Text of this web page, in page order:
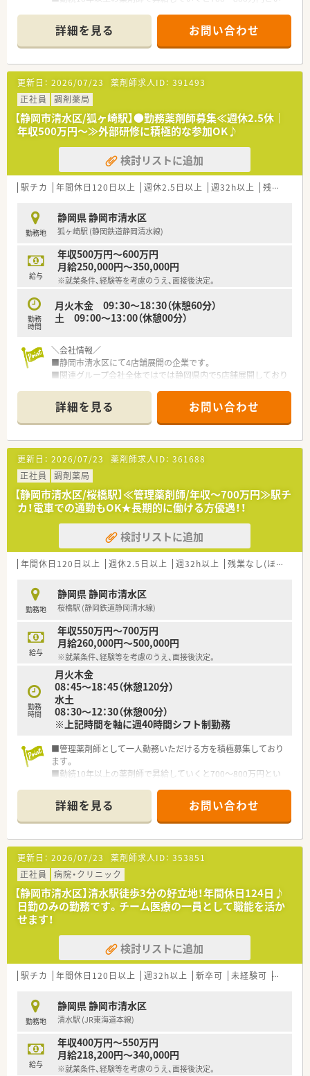
■残業は月平均3時間程度と、ほとんどありません。
■車内に居たまま薬の処方を行うドライブイン方式も採用して
おります。
■スポーツファーマシスト、実務指導、健康サポートなども積極
的に取り組める環境です。
■地域連携薬局の認定も受けております。
■週休2.5日のシフト制を組んでいます。
詳細を見る お問い合わせ
更新日： 2026/07/23 薬剤師求人ID： 391493
正社員
調剤薬局
【静岡市清水区/狐ヶ崎駅】●勤務薬剤師募集≪週休2.5休｜
年収500万円～≫外部研修に積極的な参加OK♪
検討リストに追加
駅チカ 年間休日120日以上 週休2.5日以上 週32h以上 残業なし(ほぼなし含む)
勤務地
静岡県 静岡市清水区
狐ヶ崎駅 (静岡鉄道静岡清水線)
給与
年収500万円～600万円
月給250,000円～350,000円
※就業条件、経験等を考慮のうえ、面接後決定。
勤務
時間
月火木金 09：30～18：30（休憩60分）
土 09：00～13：00（休憩00分）
＼会社情報／
■静岡市清水区にて4店舗展開の企業です。
■関連グループ会社全体ではでは静岡県内で5店舗展開しており
■グループとして開局から約35年を迎え地域への貢献度も高
く、地元のかかりつけ薬局として絶対的存在感のある企業（薬局）
です。
■グループ全体の在籍スタッフは多く和気あいあいとしており、
人間関係が非常に良好な環境です。
■調剤業務を実施していく上で「便利」と思ったものはどんどん
導入しております。
■対人業務にシフトチェンジする上では知識量が不可欠という
事で、研修にも力を入れております。
■外部研修への参加費用、及び日当や宿泊費も会社負担。参加手
当として1回3,000円も支給されます。
■全店舗あわせて、薬学実習生も毎年2名前後受け入れられてお
ります。
■狐ヶ崎駅 (静岡鉄道静岡清水線)から徒歩3分の場所にございま
す。公共交通機関でのご通勤も可能でございます。
■内科・小児科クリニック門前の調剤薬局です。
■水曜はお休みですので、日祝と土曜を含め週休2.5日となりま
す。
■常時薬剤師は複数名います。
詳細を見る お問い合わせ
更新日： 2026/07/23 薬剤師求人ID： 361688
正社員
調剤薬局
【静岡市清水区/桜橋駅】≪管理薬剤師/年収～700万円≫駅チ
カ！電車での通勤もOK★長期的に働ける方優遇！！
検討リストに追加
年間休日120日以上 週休2.5日以上 週32h以上 残業なし(ほぼなし含む)
勤務地
静岡県 静岡市清水区
桜橋駅 (静岡鉄道静岡清水線)
給与
年収550万円～700万円
月給260,000円～500,000円
※就業条件、経験等を考慮のうえ、面接後決定。
勤務
時間
月火木金
08：45～18：45（休憩120分）
水土
08：30～12：30（休憩00分）
※上記時間を軸に週40時間シフト制勤務
■管理薬剤師として一人勤務いただける方を積極募集しており
ます。
■勤続10年以上の薬剤師で昇給していくと700～800万円とい
■残業は月平均3時間程度と、ほとんどありません。
■車内に居たまま薬の処方を行うドライブイン方式も採用して
おります。
■スポーツファーマシスト、実務指導、健康サポートなども積極
的に取り組める環境です。
■地域連携薬局の認定も受けております。
詳細を見る お問い合わせ
更新日： 2026/07/23 薬剤師求人ID： 353851
正社員
病院・クリニック
【静岡市清水区】清水駅徒歩3分の好立地！年間休日124日♪
日勤のみの勤務です。チーム医療の一員として職能を活か
せます！
検討リストに追加
駅チカ 年間休日120日以上 週32h以上 新卒可 未経験可 車通勤
勤務地
静岡県 静岡市清水区
清水駅 (JR東海道本線)
給与
年収400万円～550万円
月給218,200円～340,000円
※就業条件、経験等を考慮のうえ、面接後決定。